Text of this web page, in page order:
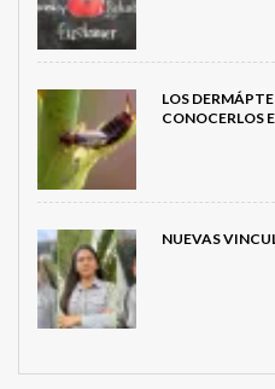
LOS
CONOCERLOS
NUEVAS